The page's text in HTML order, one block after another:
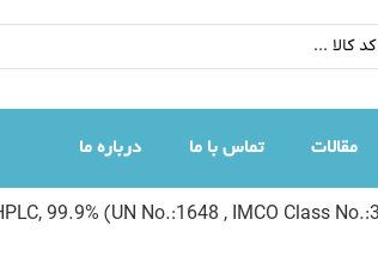
مقالات تماس با ما درباره ما
99.9% (UN No.:1648 , IMCO Class